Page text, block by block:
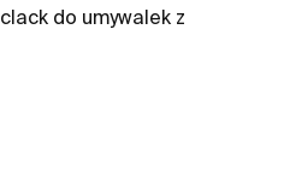
do umywalek z